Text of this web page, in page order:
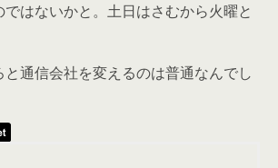
はないかと。土日はさむから火曜と
と通信会社を変えるのは普通なんでし